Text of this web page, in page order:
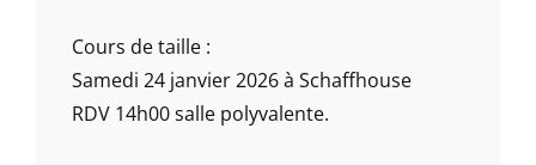
Cours de taille :
Samedi 24 janvier 2026 à Schaffhouse
RDV 14h00 salle polyvalente.